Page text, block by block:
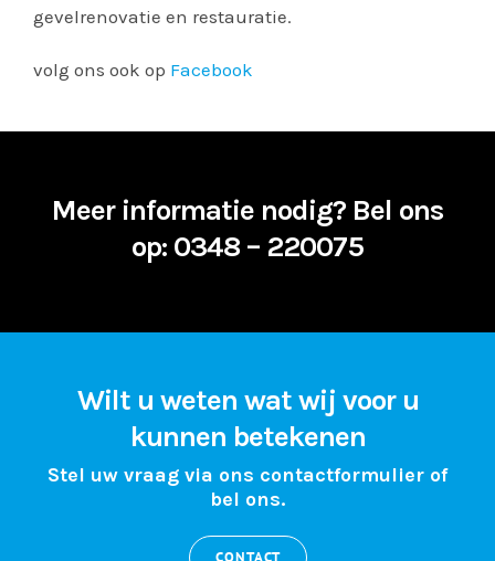
gevelrenovatie en restauratie.
volg ons ook op Facebook
Meer informatie nodig? Bel ons
op: 0348 – 220075
Wilt u weten wat wij voor u
kunnen betekenen
Stel uw vraag via ons contactformulier of
bel ons.
CONTACT